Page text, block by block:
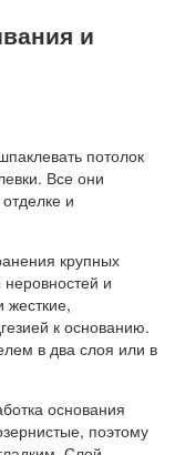
и
потолок
Все они
и
крупных
и
жесткие,
к основанию.
в два слоя или в
основания
поэтому